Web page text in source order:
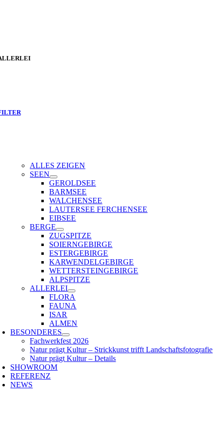
ALLES ZEIGEN
SEEN
GEROLDSEE
BARMSEE
WALCHENSEE
LAUTERSEE FERCHENSEE
EIBSEE
BERGE
ZUGSPITZE
SOIERNGEBIRGE
ESTERGEBIRGE
KARWENDELGEBIRGE
WETTERSTEINGEBIRGE
ALPSPITZE
ALLERLEI
FLORA
FAUNA
ISAR
ALMEN
BESONDERES
Fachwerkfest 2026
Natur prägt Kultur – Strickkunst trifft Landschaftsfotografie
Natur prägt Kultur – Details
SHOWROOM
REFERENZ
NEWS